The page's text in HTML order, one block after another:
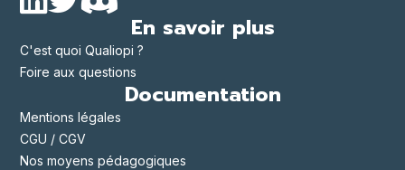
En savoir plus
C'est quoi Qualiopi ?
Foire aux questions
Documentation
Mentions légales
CGU / CGV
Nos moyens pédagogiques